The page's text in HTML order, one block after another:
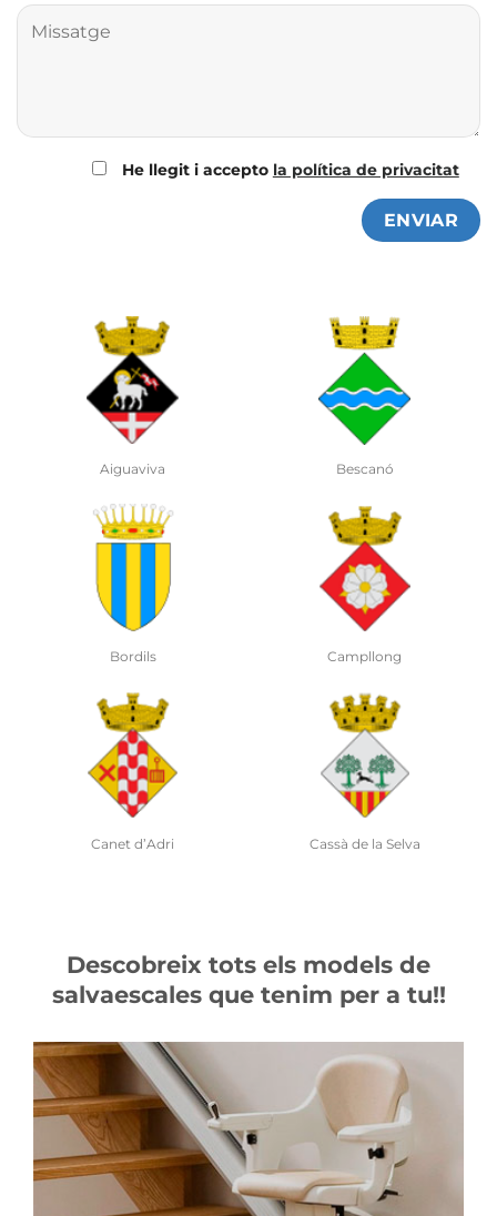
He llegit i accepto la política de privacitat
Cervià de Ter
Fornells de la Selva
Juià
Descobreix tots els models de
salvaescales que tenim per a tu!!